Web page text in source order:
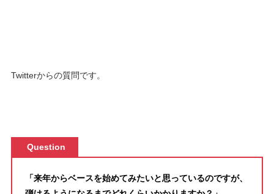
Twitterからの質問です。
Question
「来年からベースを始めてみたいと思っているのですが、